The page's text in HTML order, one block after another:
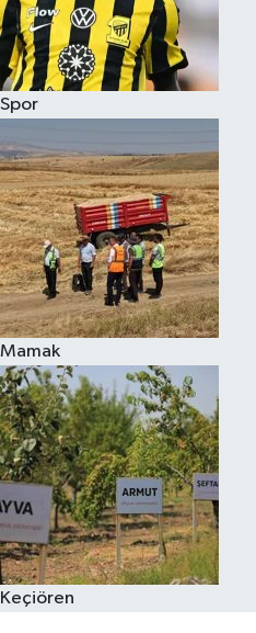
Spor
Mamak
Keçiören